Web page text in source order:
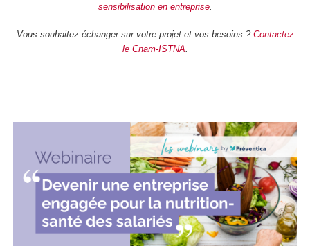
sensibilisation en entreprise.
Vous souhaitez échanger sur votre projet et vos besoins ? Contactez
le Cnam-ISTNA.